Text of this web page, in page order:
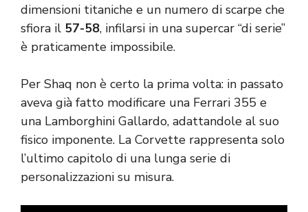
dimensioni titaniche e un numero di scarpe che
sfiora il 57-58, infilarsi in una supercar “di serie”
è praticamente impossibile.
Per Shaq non è certo la prima volta: in passato
aveva già fatto modificare una Ferrari 355 e
una Lamborghini Gallardo, adattandole al suo
fisico imponente. La Corvette rappresenta solo
l’ultimo capitolo di una lunga serie di
personalizzazioni su misura.